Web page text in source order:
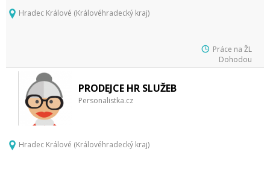
Hradec Králové (Královéhradecký kraj)
Práce na ŽL
Dohodou
PRODEJCE HR SLUŽEB
Personalistka.cz
Hradec Králové (Královéhradecký kraj)